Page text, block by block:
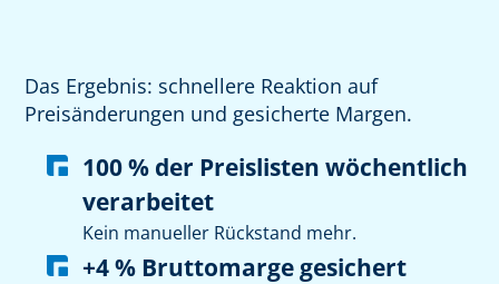
Das Ergebnis: schnellere Reaktion auf
Preisänderungen und gesicherte Margen.
100 % der Preislisten wöchentlich
verarbeitet
Kein manueller Rückstand mehr.
+4 % Bruttomarge gesichert